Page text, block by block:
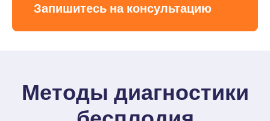
Запишитесь на консультацию
Методы диагностики